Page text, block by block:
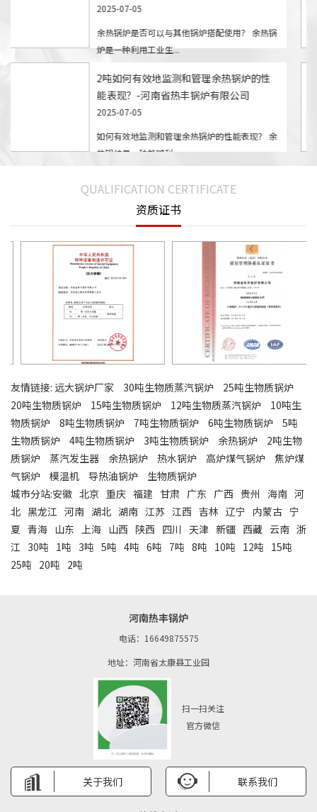
2025-07-05
余热锅炉是否可以与其他锅炉搭配使用？ 余热锅
炉是一种利用工业生...
2吨如何有效地监测和管理余热锅炉的性
能表现？-河南省热丰锅炉有限公司
2025-07-05
如何有效地监测和管理余热锅炉的性能表现？ 余
热锅炉是一种能够利...
QUALIFICATION CERTIFICATE
资质证书
友情链接: 远大锅炉厂家 30吨生物质蒸汽锅炉
25吨生物质锅炉
20吨生物质锅炉
15吨生物质锅炉 12吨生物质蒸汽锅炉
10吨生
物质锅炉
8吨生物质锅炉 7吨生物质锅炉 6吨生物质锅炉
5吨
生物质锅炉
4吨生物质锅炉 3吨生物质锅炉 余热锅炉
2吨生物
质锅炉
蒸汽发生器 余热锅炉 热水锅炉 高炉煤气锅炉
焦炉煤
气锅炉
模温机 导热油锅炉
生物质锅炉
城市分站:安徽 北京 重庆 福建 甘肃 广东 广西 贵州 海南 河
北 黑龙江 河南 湖北 湖南 江苏 江西 吉林 辽宁 内蒙古 宁
夏 青海 山东 上海 山西 陕西 四川 天津 新疆 西藏 云南 浙
江 30吨 1吨 3吨 5吨 4吨 6吨 7吨 8吨 10吨 12吨 15吨
25吨 20吨 2吨
河南热丰锅炉
电话：16649875575
地址：河南省太康县工业园
扫一扫关注
官方微信
关于我们 联系我们